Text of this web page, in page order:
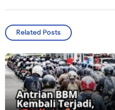
Related Posts